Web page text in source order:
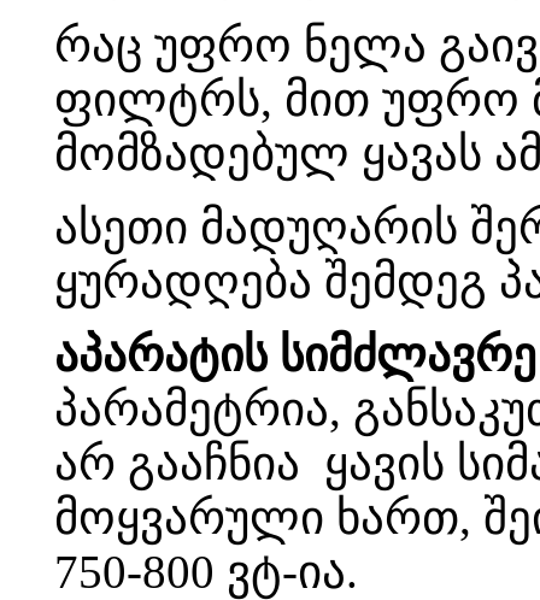
რაც უფრო ნელა
ფილტრს, მით უფრო
მომზადებულ ყავას
ასეთი მადუღარის
ყურადღება შემდეგ
აპარატის სიმძლავრე
პარამეტრია,
არ გააჩნია ყავის
მოყვარული ხართ,
750-800 ვტ-ია.